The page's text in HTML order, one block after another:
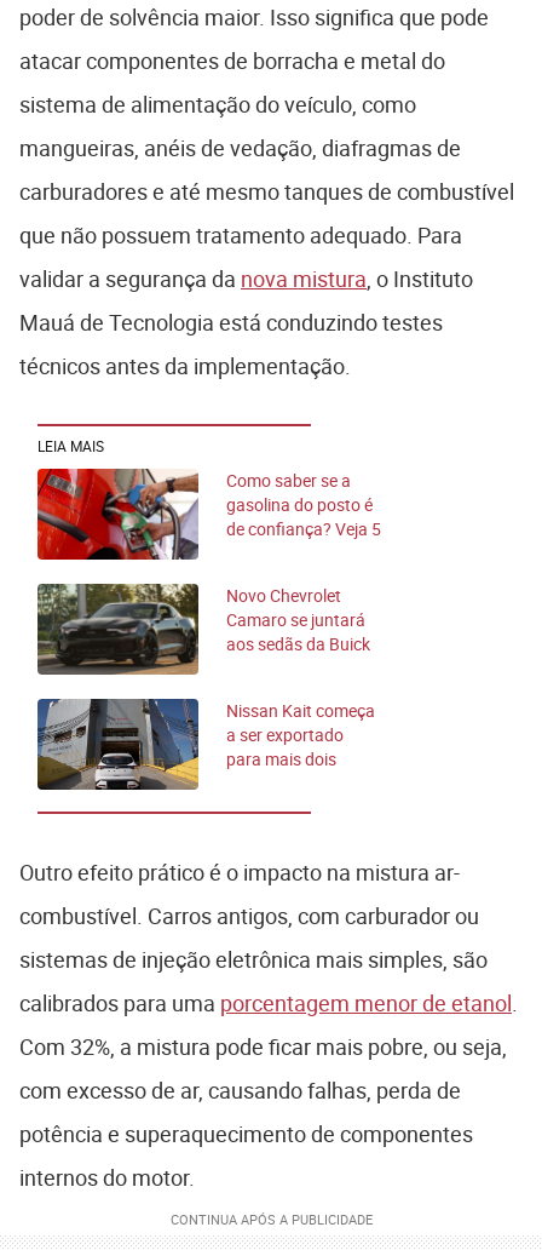
poder de solvência maior. Isso significa que pode
atacar componentes de borracha e metal do
sistema de alimentação do veículo, como
mangueiras, anéis de vedação, diafragmas de
carburadores e até mesmo tanques de combustível
que não possuem tratamento adequado. Para
validar a segurança da nova mistura , o Instituto
Mauá de Tecnologia está conduzindo testes
técnicos antes da implementação.
LEIA MAIS
Como saber se a
gasolina do posto é
de confiança? Veja 5
Novo Chevrolet
Camaro se juntará
aos sedãs da Buick
Nissan Kait começa
a ser exportado
para mais dois
Outro efeito prático é o impacto na mistura ar-
combustível. Carros antigos, com carburador ou
sistemas de injeção eletrônica mais simples, são
calibrados para uma porcentagem menor de etanol
Com 32%, a mistura pode ficar mais pobre, ou seja,
com excesso de ar, causando falhas, perda de
potência e superaquecimento de componentes
internos do motor.